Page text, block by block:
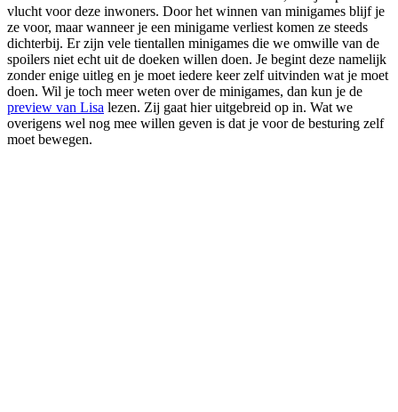
vlucht voor deze inwoners. Door het winnen van minigames blijf je
ze voor, maar wanneer je een minigame verliest komen ze steeds
dichterbij. Er zijn vele tientallen minigames die we omwille van de
spoilers niet echt uit de doeken willen doen. Je begint deze namelijk
zonder enige uitleg en je moet iedere keer zelf uitvinden wat je moet
doen. Wil je toch meer weten over de minigames, dan kun je de
preview van Lisa lezen. Zij gaat hier uitgebreid op in. Wat we
overigens wel nog mee willen geven is dat je voor de besturing zelf
moet bewegen.